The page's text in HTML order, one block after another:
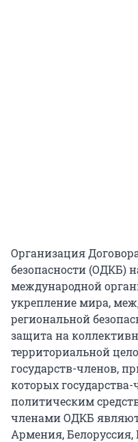
Организация
безопасности (ОДКБ)
международной
укрепление мира,
региональной
защита на
территориальной
государств-членов,
которых
политическим
членами ОДКБ
Армения, Белоруссия,